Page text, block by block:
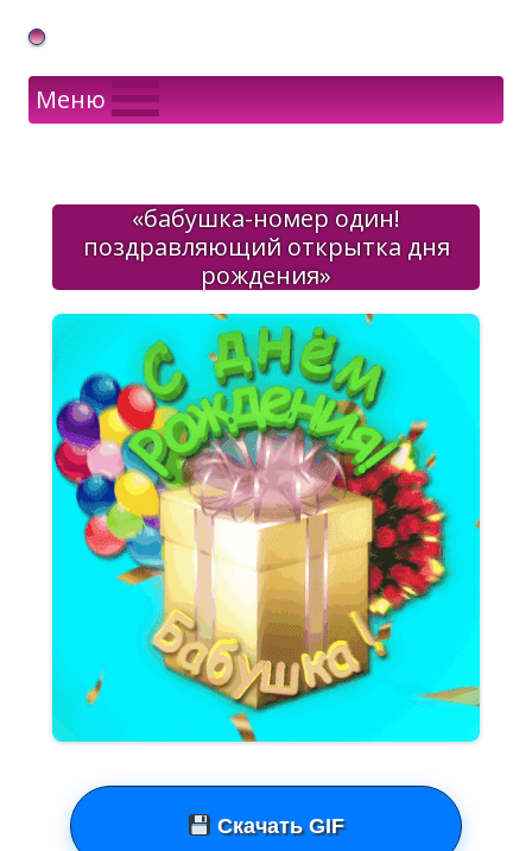
Gif Открытки в подарок
Меню
«бабушка-номер один!
поздравляющий открытка дня
рождения»
Скачать GIF